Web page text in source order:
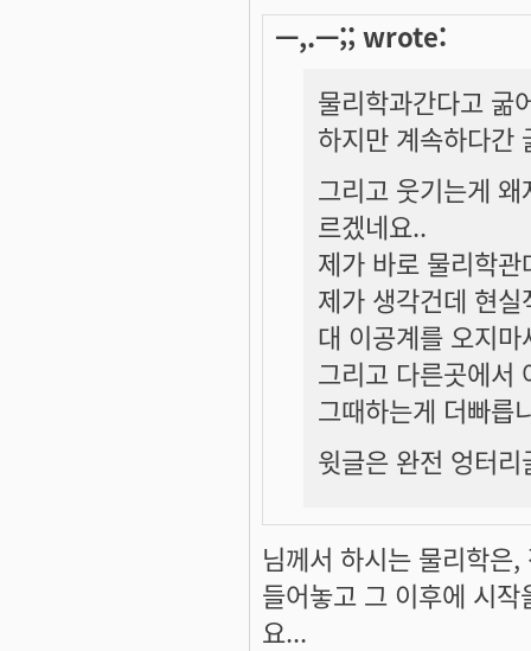
ㅡ,.ㅡ;; wrote:
물리학과간다고 굶
하지만 계속하다간
그리고 웃기는게
르겠네요..
제가 바로 물리학관
제가 생각건데 현
대 이공계를 오지마
그리고 다른곳에서
그때하는게 더빠릅
윗글은 완전 엉터
님께서 하시는 물리학은
들어놓고 그 이후에 시
요...